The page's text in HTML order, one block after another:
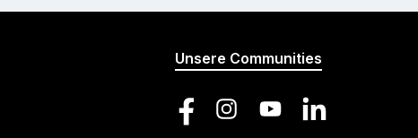
Unsere Communities
FacebookInstagramYouTube LinkedIn